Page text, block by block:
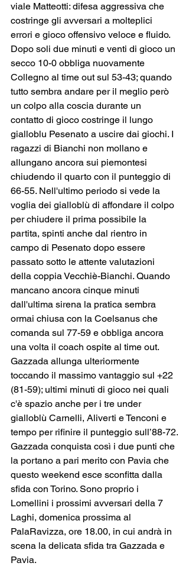
viale Matteotti: difesa aggressiva che
costringe gli avversari a molteplici
errori e gioco offensivo veloce e fluido.
Dopo soli due minuti e venti di gioco un
secco 10-0 obbliga nuovamente
Collegno al time out sul 53-43; quando
tutto sembra andare per il meglio però
un colpo alla coscia durante un
contatto di gioco costringe il lungo
gialloblu Pesenato a uscire dai giochi. I
ragazzi di Bianchi non mollano e
allungano ancora sui piemontesi
chiudendo il quarto con il punteggio di
66-55. Nell'ultimo periodo si vede la
voglia dei gialloblù di affondare il colpo
per chiudere il prima possibile la
partita, spinti anche dal rientro in
campo di Pesenato dopo essere
passato sotto le attente valutazioni
della coppia Vecchiè-Bianchi. Quando
mancano ancora cinque minuti
dall'ultima sirena la pratica sembra
ormai chiusa con la Coelsanus che
comanda sul 77-59 e obbliga ancora
una volta il coach ospite al time out.
Gazzada allunga ulteriormente
toccando il massimo vantaggio sul +22
(81-59); ultimi minuti di gioco nei quali
c'è spazio anche per i tre under
gialloblù Carnelli, Aliverti e Tenconi e
tempo per rifinire il punteggio sull’88-72.
Gazzada conquista così i due punti che
la portano a pari merito con Pavia che
questo weekend esce sconfitta dalla
sfida con Torino. Sono proprio i
Lomellini i prossimi avversari della 7
Laghi, domenica prossima al
PalaRavizza, ore 18.00, in cui andrà in
scena la delicata sfida tra Gazzada e
Pavia.